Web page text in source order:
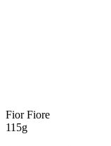
Fior Fiore
115g